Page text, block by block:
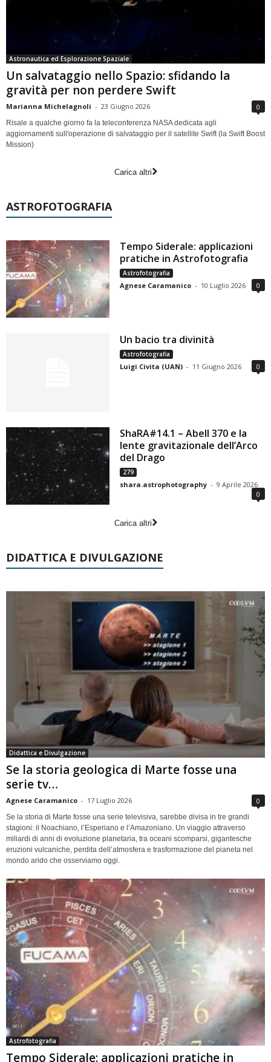
Astronautica ed Esplorazione Spaziale
Un salvataggio nello Spazio: sfidando la
gravità per non perdere Swift
Marianna Michelagnoli - 23 Giugno 2026 0
Risale a qualche giorno fa la teleconferenza NASA dedicata agli
aggiornamenti sull'operazione di salvataggio per il satellite Swift (la Swift Boost
Mission)
Carica altri
ASTROFOTOGRAFIA
Tempo Siderale: applicazioni
pratiche in Astrofotografia
Astrofotografia
Agnese Caramanico - 10 Luglio 2026 0
Un bacio tra divinità
Astrofotografia
Luigi Civita (UAN) - 11 Giugno 2026 0
ShaRA#14.1 – Abell 370 e la
lente gravitazionale dell’Arco
del Drago
279
shara.astrophotography - 9 Aprile 2026
0
Carica altri
DIDATTICA E DIVULGAZIONE
Didattica e Divulgazione
Se la storia geologica di Marte fosse una
serie tv…
Agnese Caramanico - 17 Luglio 2026 0
Se la storia di Marte fosse una serie televisiva, sarebbe divisa in tre grandi
stagioni: il Noachiano, l’Esperiano e l’Amazoniano. Un viaggio attraverso
miliardi di anni di evoluzione planetaria, tra oceani scomparsi, gigantesche
eruzioni vulcaniche, perdita dell’atmosfera e trasformazione del pianeta nel
mondo arido che osserviamo oggi.
Astrofotografia
Tempo Siderale: applicazioni pratiche in